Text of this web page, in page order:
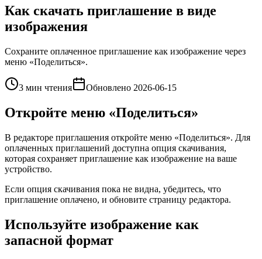
Как скачать приглашение в виде
изображения
Сохраните оплаченное приглашение как изображение через
меню «Поделиться».
3 мин чтения Обновлено 2026-06-15
Откройте меню «Поделиться»
В редакторе приглашения откройте меню «Поделиться». Для
оплаченных приглашений доступна опция скачивания,
которая сохраняет приглашение как изображение на ваше
устройство.
Если опция скачивания пока не видна, убедитесь, что
приглашение оплачено, и обновите страницу редактора.
Используйте изображение как
запасной формат